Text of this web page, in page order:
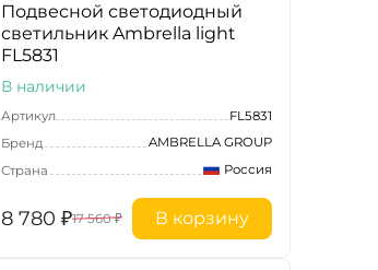
Подвесной светодиодный
светильник Ambrella light
FL5831
В наличии
Артикул
FL5831
Бренд
AMBRELLA GROUP
Страна
Россия
8 780 ₽17 560 ₽ В корзину